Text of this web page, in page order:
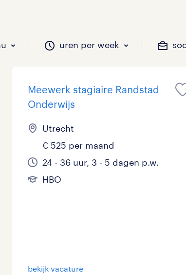
uren per week
je werken?
Beveiliging
Chauffeurs
Geen 1
LBO, MAVO, VMBO 0
je werken?
9 - 16 uur 0
33 - 36 uur 0
zou jij willen?
Tijdelijk 4
Meewerk stagiaire Randstad
Onderwijs
Utrecht
€ 525 per maand
24 - 36 uur, 3 - 5 dagen p.w.
HBO
bekijk vacature